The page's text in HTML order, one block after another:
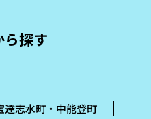
ら探す
達志水町・中能登町